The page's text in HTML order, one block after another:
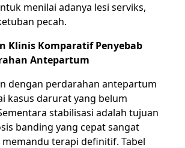
menilai adanya lesi serviks,
pecah.
Klinis Komparatif Penyebab
Antepartum
dengan perdarahan antepartum
kasus darurat yang belum
stabilisasi adalah tujuan
banding yang cepat sangat
terapi definitif. Tabel